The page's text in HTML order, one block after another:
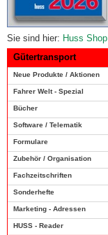
Sie sind hier: Huss Shop
Gütertransport
Neue Produkte / Aktionen
Fahrer Welt - Spezial
Bücher
Software / Telematik
Formulare
Zubehör / Organisation
Fachzeitschriften
Sonderhefte
Marketing - Adressen
HUSS - Reader